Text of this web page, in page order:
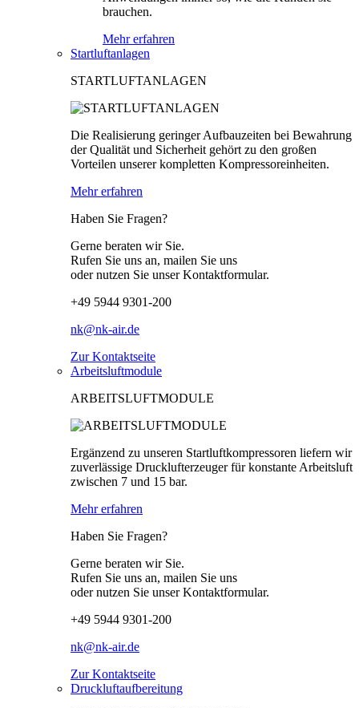
brauchen.
Mehr erfahren
Startluftanlagen
STARTLUFTANLAGEN
Die Realisierung geringer Aufbauzeiten bei Bewahrung
der Qualität und Sicherheit gehört zu den großen
Vorteilen unserer kompletten Kompressoreinheiten.
Mehr erfahren
Haben Sie Fragen?
Gerne beraten wir Sie.
Rufen Sie uns an, mailen Sie uns
oder nutzen Sie unser Kontaktformular.
+49 5944 9301-200
nk@nk-air.de
Zur Kontaktseite
Arbeitsluftmodule
ARBEITSLUFTMODULE
Ergänzend zu unseren Startluftkompressoren liefern wir
zuverlässige Drucklufterzeuger für konstante Arbeitsluft
zwischen 7 und 15 bar.
Mehr erfahren
Haben Sie Fragen?
Gerne beraten wir Sie.
Rufen Sie uns an, mailen Sie uns
oder nutzen Sie unser Kontaktformular.
+49 5944 9301-200
nk@nk-air.de
Zur Kontaktseite
Druckluftaufbereitung